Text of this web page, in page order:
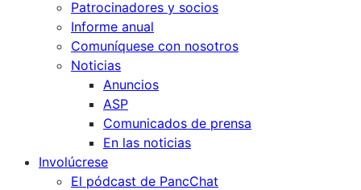
Patrocinadores y socios
Informe anual
Comuníquese con nosotros
Noticias
Anuncios
ASP
Comunicados de prensa
En las noticias
Involúcrese
El pódcast de PancChat